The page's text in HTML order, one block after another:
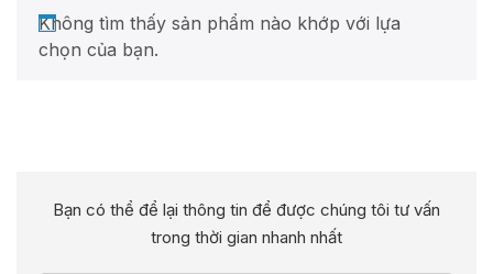
Không tìm thấy sản phẩm nào khớp với lựa
chọn của bạn.
Bạn có thể để lại thông tin để được chúng tôi tư vấn
trong thời gian nhanh nhất